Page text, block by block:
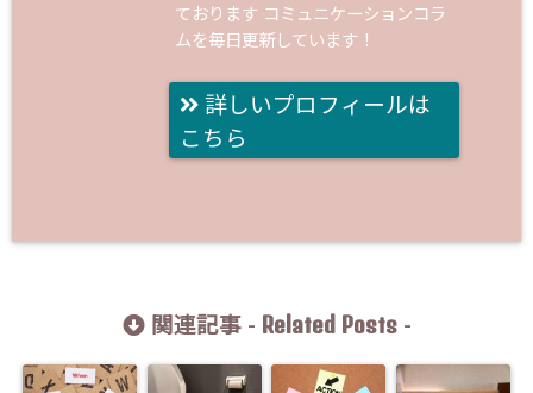
ております コミュニケーションコラ
ムを毎日更新しています！
詳しいプロフィールは
こちら
関連記事 - Related Posts-